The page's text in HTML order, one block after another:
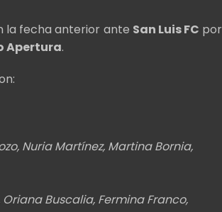
la fecha anterior ante San Luis FC por
Apertura.
Nuria Martínez, Martina Bornia,
Buscalia, Fermina Franco,